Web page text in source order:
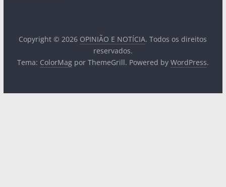
Copyright © 2026 OPINIÃO E NOTÍCIA. Todos os direitos
reservados.
Tema: ColorMagpor ThemeGrill. Powered by WordPress.